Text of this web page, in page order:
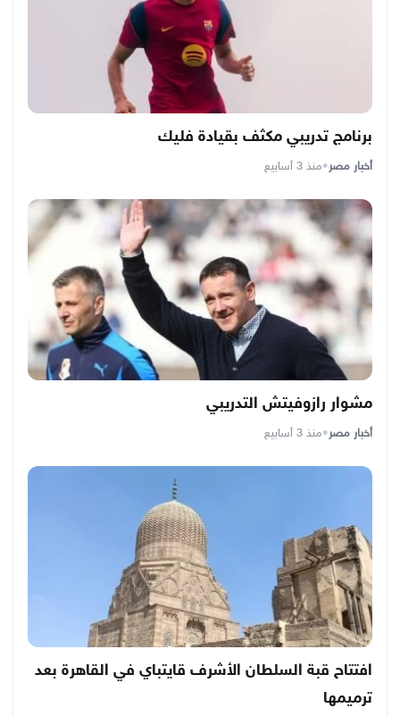
برنامج تدريبي مكثف بقيادة فليك
أخبار مصر•منذ 3 أسابيع
مشوار رازوفيتش التدريبي
أخبار مصر•منذ 3 أسابيع
افتتاح قبة السلطان الأشرف قايتباي في القاهرة بعد
ترميمها